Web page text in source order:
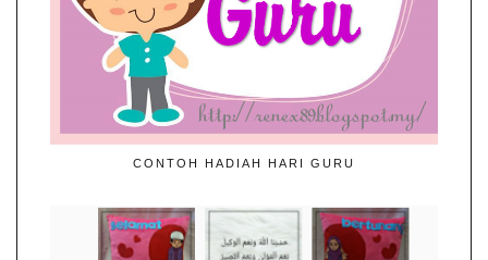
CONTOH HADIAH HARI GURU